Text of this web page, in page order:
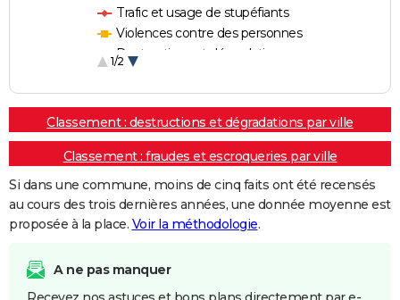
Trafic et usage de stupéfiants
Violences contre des personnes
Destructions et dégradations
1/2
Classement : destructions et dégradations par ville
Classement : fraudes et escroqueries par ville
Si dans une commune, moins de cinq faits ont été recensés
au cours des trois dernières années, une donnée moyenne est
proposée à la place. Voir la méthodologie.
A ne pas manquer